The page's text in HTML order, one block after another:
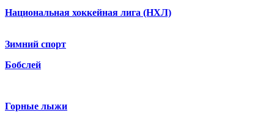
Национальная хоккейная лига (НХЛ)
Зимний спорт
Бобслей
Горные лыжи